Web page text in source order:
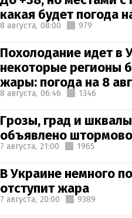
какая будет погода
8 августа, 08:00 979
Похолодание идет в
некоторые регионы
жары: погода на 8
8 августа, 06:46 1346
Грозы, град и
объявлено
7 августа, 21:00 1965
В Украине немного
отступит жара
7 августа, 20:00 9389